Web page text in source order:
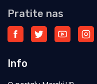
Pratite nas
Info